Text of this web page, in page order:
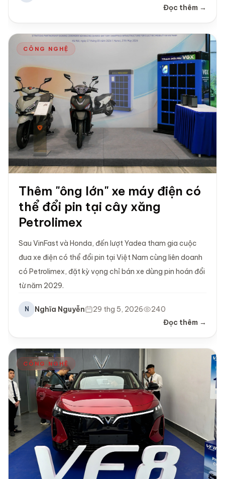
Đọc thêm →
CÔNG NGHỆ
Thêm "ông lớn" xe máy điện có
thể đổi pin tại cây xăng
Petrolimex
Sau VinFast và Honda, đến lượt Yadea tham gia cuộc
đua xe điện có thể đổi pin tại Việt Nam cùng liên doanh
có Petrolimex, đặt kỳ vọng chỉ bán xe dùng pin hoán đổi
từ năm 2029.
N Nghĩa Nguyễn 29 thg 5, 2026
240
Đọc thêm →
CÔNG NGHỆ